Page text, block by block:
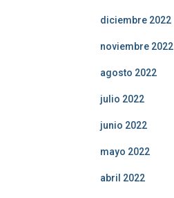
diciembre 2022
noviembre 2022
agosto 2022
julio 2022
junio 2022
mayo 2022
abril 2022